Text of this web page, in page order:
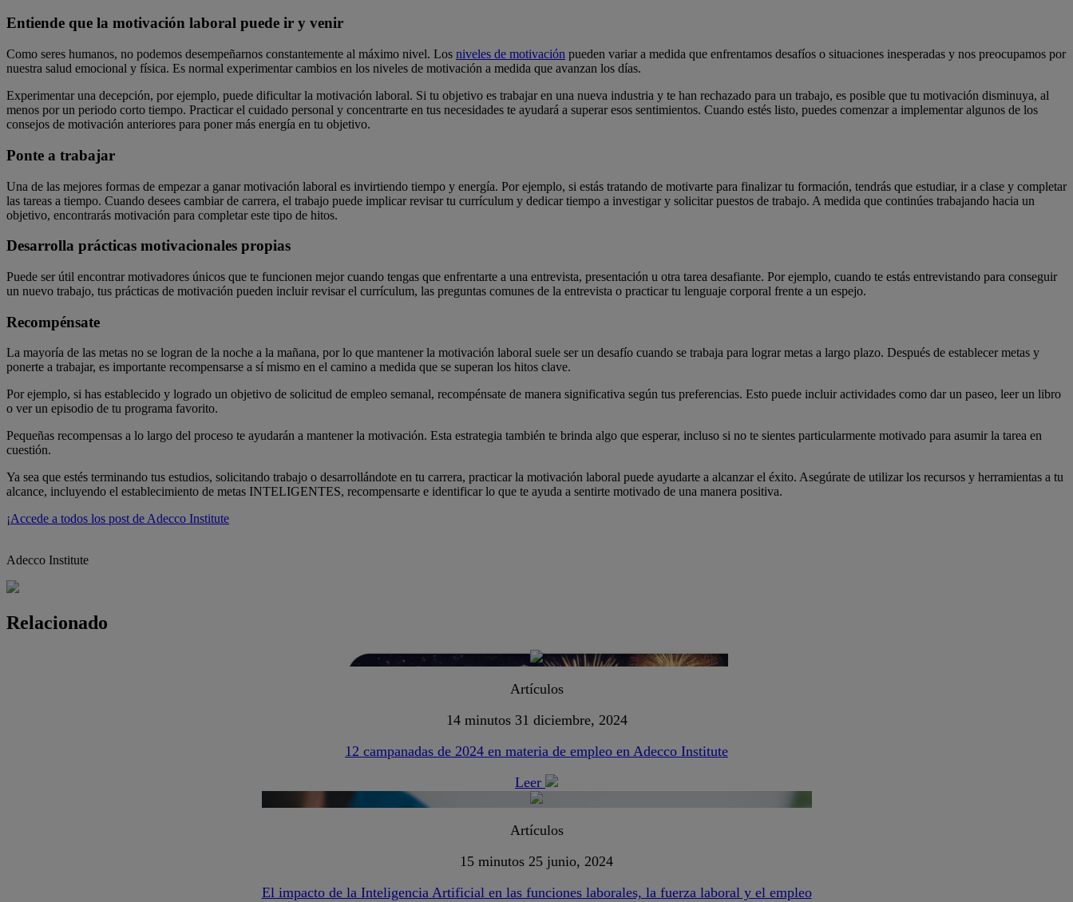
Entiende que la motivación laboral puede ir y venir
Como seres humanos, no podemos desempeñarnos constantemente al máximo nivel. Los niveles de motivación pueden variar a medida que enfrentamos desafíos o situaciones inesperadas y nos preocupamos por
nuestra salud emocional y física. Es normal experimentar cambios en los niveles de motivación a medida que avanzan los días.
Experimentar una decepción, por ejemplo, puede dificultar la motivación laboral. Si tu objetivo es trabajar en una nueva industria y te han rechazado para un trabajo, es posible que tu motivación disminuya, al
menos por un periodo corto tiempo. Practicar el cuidado personal y concentrarte en tus necesidades te ayudará a superar esos sentimientos. Cuando estés listo, puedes comenzar a implementar algunos de los
consejos de motivación anteriores para poner más energía en tu objetivo.
Ponte a trabajar
Una de las mejores formas de empezar a ganar motivación laboral es invirtiendo tiempo y energía. Por ejemplo, si estás tratando de motivarte para finalizar tu formación, tendrás que estudiar, ir a clase y completar
las tareas a tiempo. Cuando desees cambiar de carrera, el trabajo puede implicar revisar tu currículum y dedicar tiempo a investigar y solicitar puestos de trabajo. A medida que continúes trabajando hacia un
objetivo, encontrarás motivación para completar este tipo de hitos.
Desarrolla prácticas motivacionales propias
Puede ser útil encontrar motivadores únicos que te funcionen mejor cuando tengas que enfrentarte a una entrevista, presentación u otra tarea desafiante. Por ejemplo, cuando te estás entrevistando para conseguir
un nuevo trabajo, tus prácticas de motivación pueden incluir revisar el currículum, las preguntas comunes de la entrevista o practicar tu lenguaje corporal frente a un espejo.
Recompénsate
La mayoría de las metas no se logran de la noche a la mañana, por lo que mantener la motivación laboral suele ser un desafío cuando se trabaja para lograr metas a largo plazo. Después de establecer metas y
ponerte a trabajar, es importante recompensarse a sí mismo en el camino a medida que se superan los hitos clave.
Por ejemplo, si has establecido y logrado un objetivo de solicitud de empleo semanal, recompénsate de manera significativa según tus preferencias. Esto puede incluir actividades como dar un paseo, leer un libro
o ver un episodio de tu programa favorito.
Pequeñas recompensas a lo largo del proceso te ayudarán a mantener la motivación. Esta estrategia también te brinda algo que esperar, incluso si no te sientes particularmente motivado para asumir la tarea en
cuestión.
Ya sea que estés terminando tus estudios, solicitando trabajo o desarrollándote en tu carrera, practicar la motivación laboral puede ayudarte a alcanzar el éxito. Asegúrate de utilizar los recursos y herramientas a tu
alcance, incluyendo el establecimiento de metas INTELIGENTES, recompensarte e identificar lo que te ayuda a sentirte motivado de una manera positiva.
¡Accede a todos los post de Adecco Institute
Adecco Institute
Relacionado
Artículos
14 minutos 31 diciembre, 2024
12 campanadas de 2024 en materia de empleo en Adecco Institute
Leer
Artículos
15 minutos 25 junio, 2024
El impacto de la Inteligencia Artificial en las funciones laborales, la fuerza laboral y el empleo